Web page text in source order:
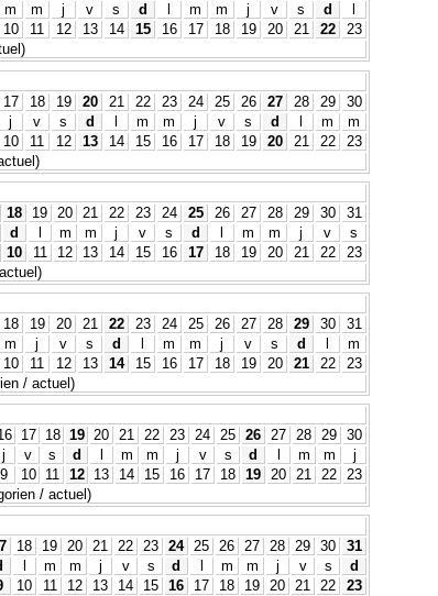
m m j v s d m m j v s d
10 11 12 13 14 15 16 17 18 19 20 21 22
23
17 18 19 20 21 22 23 24 25 26 27 28 29
30
j v s d l m m j v s d l m
m
10 11 12 13 14 15 16 17 18 19 20 21 22
23
18 19 20 21 22 23 24 25 26 27 28 29 30
31
d m m j v s d m m j v
s
10 11 12 13 14 15 16 17 18 19 20 21 22
23
18 19 20 21 22 23 24 25 26 27 28 29 30
31
m j v s d m m j v s d
m
10 11 12 13 14 15 16 17 18 19 20 21 22
23
/ actuel)
17 18 19 20 21 22 23 24 25 26 27 28 29 30
j v s d m m j v s d m m
j
9 10 11 12 13 14 15 16 17 18 19 20 21 22 23
/ actuel)
18 19 20 21 22 23 24 25 26 27 28 29 30
31
m m j v s d m m j v s
d
10 11 12 13 14 15 16 17 18 19 20 21 22
23